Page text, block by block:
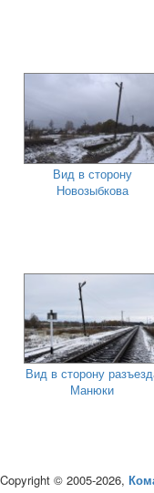
Вид в сторону
Новозыбкова
Вид в сторону
Манюки
Copyright © 2005-2026,